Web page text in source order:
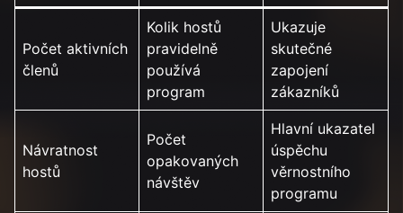
Počet aktivních
členů
Kolik hostů
pravidelně
používá
program
Ukazuje
skutečné
zapojení
zákazníků
Návratnost
hostů
Počet
opakovaných
návštěv
Hlavní ukazatel
úspěchu
věrnostního
programu